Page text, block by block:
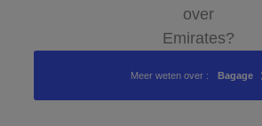
over
Emirates?
Meer weten over : Bagage